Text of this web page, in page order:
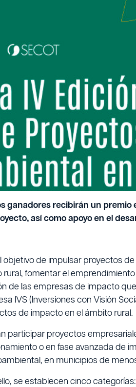
Y AMBIENTAL EN
por:Vivaces
Publicación: 18/5/2026
el plazo para presentar
establecen cinco categorías:
tecnológica; y energía,
ganadores recibirán un
así como apoyo en el
objetivo de impulsar proyectos
rural, fomentar el
de las empresas de impacto
IVS (Inversiones con Visión
de impacto en el ámbito rural.
participar proyectos
o en fase avanzada de
en municipios de
se establecen cinco